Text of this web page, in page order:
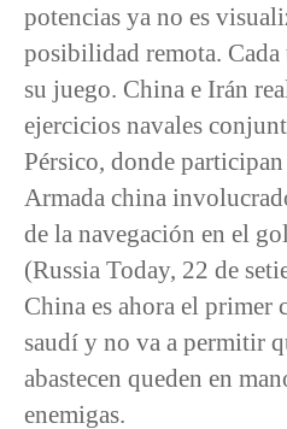
potencias ya no es
posibilidad remota. Cada
su juego. China e Irán
ejercicios navales
Pérsico, donde participan
Armada china
de la navegación en el
(Russia Today, 22 de
China es ahora el primer
saudí y no va a permitir
abastecen queden en
enemigas.